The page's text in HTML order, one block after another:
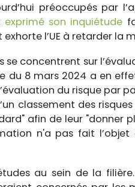
préoccupés par
exprimé son inquiétude
l’UE à retarder la
se concentrent sur
du 8 mars 2024 a en
du risque par
classement des
afin de leur "donner
n'a pas fait l’objet
au sein de la